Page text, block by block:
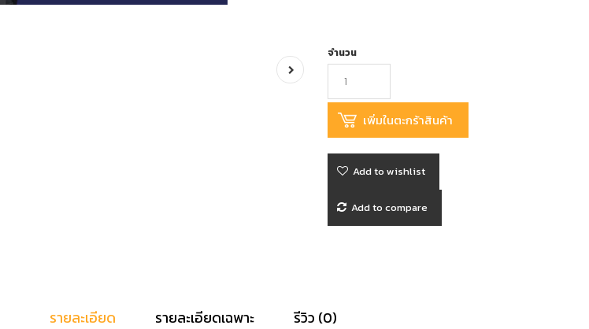
จำนวน
Add to wishlist
Add to compare
รายละเอียด รายละเอียดเฉพาะ รีวิว (0)